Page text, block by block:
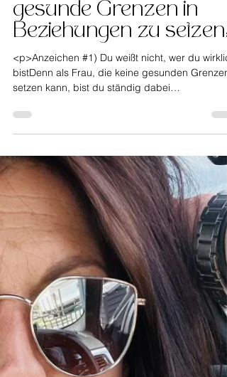
Claudia Wawersich
1. Aug. 2023
3 Min. Lesezeit
Zehn Anzeichen, dass
es dir schwer fällt ,
gesunde Grenzen in
Beziehungen zu setzen:
bistDenn als Frau, die keine gesunden Grenzen
setzen kann, bist du ständig dabei
herauszufinden, was andere wollen. Du bist
bei dir.Und deswegen hast du auch keine
Ahnung, wer du wirklich bist. Anzeichen #2) Du
hast Schwierigkeiten Entscheidungen zu
treffenDenn wenn du nicht weißt, wer du wirklich
[&hellip;]</p>